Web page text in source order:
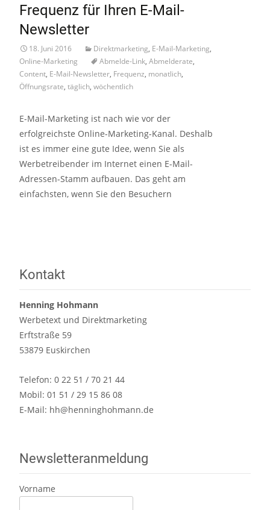
Frequenz für Ihren E-Mail-
Newsletter
18. Juni 2016 Direktmarketing, E-Mail-Marketing,
Online-Marketing
Abmelde-Link, Abmelderate,
Content, E-Mail-Newsletter, Frequenz, monatlich,
Öffnungsrate, täglich, wöchentlich
E-Mail-Marketing ist nach wie vor der
erfolgreichste Online-Marketing-Kanal. Deshalb
ist es immer eine gute Idee, wenn Sie als
Werbetreibender im Internet einen E-Mail-
Adressen-Stamm aufbauen. Das geht am
einfachsten, wenn Sie den Besuchern
Kontakt
Henning Hohmann
Werbetext und Direktmarketing
Erftstraße 59
53879 Euskirchen
Telefon: 0 22 51 / 70 21 44
Mobil: 01 51 / 29 15 86 08
E-Mail: hh@henninghohmann.de
Newsletteranmeldung
Vorname